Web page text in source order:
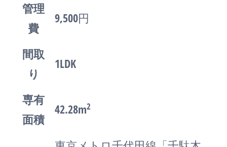
管理
費
9,500円
間取
り
1LDK
専有
面積
42.28m2